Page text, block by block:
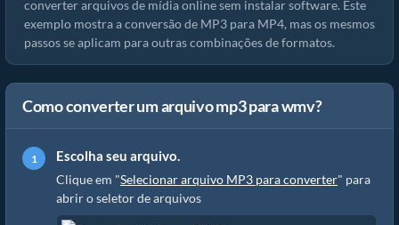
converter arquivos de mídia online sem instalar software. Este
exemplo mostra a conversão de MP3 para MP4, mas os mesmos
passos se aplicam para outras combinações de formatos.
Como converter um arquivo mp3 para wmv?
Escolha seu arquivo.
Clique em "Selecionar arquivo MP3 para converter" para
abrir o seletor de arquivos